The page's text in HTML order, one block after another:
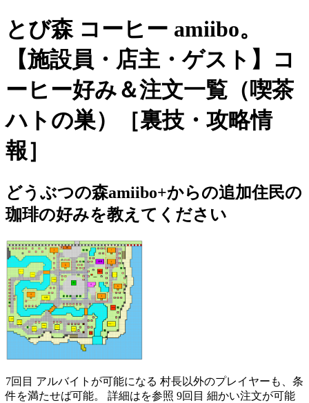
とび森 コーヒー amiibo。
【施設員・店主・ゲスト】コ
ーヒー好み＆注文一覧（喫茶
ハトの巣）［裏技・攻略情
報］
どうぶつの森amiibo+からの追加住民の
珈琲の好みを教えてください
7回目 アルバイトが可能になる 村長以外のプレイヤーも、条
件を満たせば可能。 詳細はを参照 9回目 細かい注文が可能